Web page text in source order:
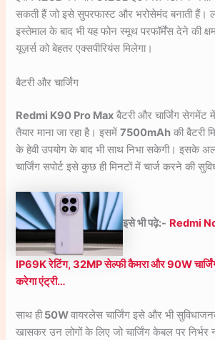
सकती हैं जो इसे सुपरफास्ट और भरोसेमंद बनाती हैं।
इस्तेमाल के बाद भी यह फोन स्मूथ परफॉर्मेंस देने की
यूज़र्स को बेहतर एक्सपीरियंस मिलेगा।
बैटरी और चार्जिंग
Redmi K90 Pro Max बैटरी और चार्जिंग सेगमेंट
तैयार माना जा रहा है। इसमें7500mAh की बैटरी
के हेवी उपयोग के बाद भी साथ निभा सकेगी। इसके
चार्जिंग सपोर्ट इसे कुछ ही मिनटों में चार्ज करने की
इसे भी पढ़े:- Redmi
IP69K रेटिंग, 32MP सेल्फी कैमरा और 90W
करेगा एंट्री…
साथ ही50Wवायरलेस चार्जिंग इसे और भी
खासकर उन लोगों के लिए जो चार्जिंग केबल पर निर्भर